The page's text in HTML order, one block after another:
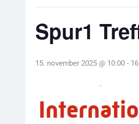
Spur1
15. november 2025 @ 10:00 -